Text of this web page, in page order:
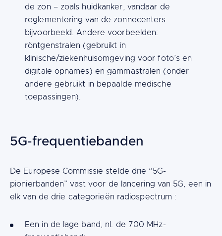
de zon – zoals huidkanker, vandaar de
reglementering van de zonnecenters
bijvoorbeeld. Andere voorbeelden:
röntgenstralen (gebruikt in
klinische/ziekenhuisomgeving voor foto’s en
digitale opnames) en gammastralen (onder
andere gebruikt in bepaalde medische
toepassingen).
5G-frequentiebanden
Content
De Europese Commissie stelde drie “5G-
pionierbanden” vast voor de lancering van 5G, een in
elk van de drie categorieën radiospectrum :
Een in de lage band, nl. de 700 MHz-